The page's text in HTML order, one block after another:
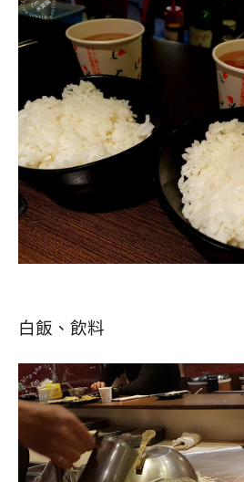
白飯、飲料